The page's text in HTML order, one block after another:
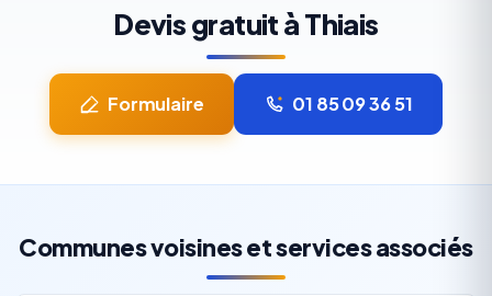
Devis gratuit à Thiais
Formulaire 01 85 09 36 51
Communes voisines et services associés